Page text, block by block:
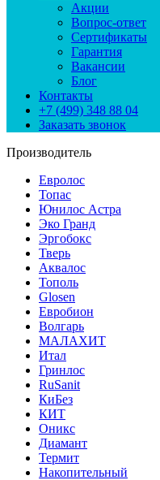
Акции
Вопрос-ответ
Сертификаты
Гарантия
Вакансии
Блог
Контакты
+7 (499) 348 88 04
Заказать звонок
Производитель
Евролос
Топас
Юнилос Астра
Эко Гранд
Эргобокс
Тверь
Аквалос
Тополь
Glosen
Евробион
Волгарь
МАЛАХИТ
Итал
Гринлос
RuSanit
КиБез
КИТ
Оникс
Диамант
Термит
Накопительный